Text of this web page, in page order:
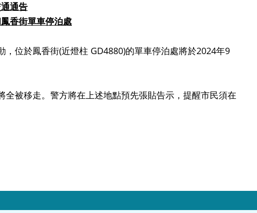
通告
鳳香街單車停泊處
於鳳香街(近燈柱 GD4880)的單車停泊處將於2024年9
被移走。警方將在上述地點預先張貼告示，提醒市民須在